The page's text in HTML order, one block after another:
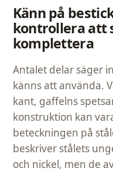
Känn på
kontrollera att
komplettera
Antalet delar säger
känns att använda.
kant, gaffelns
konstruktion kan
beteckningen på
beskriver stålets
och nickel, men de